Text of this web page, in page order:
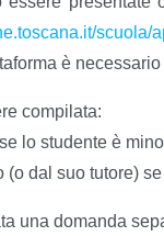
scuola/
è
compilata:
lo studente è
(o dal suo tutore)
una domanda